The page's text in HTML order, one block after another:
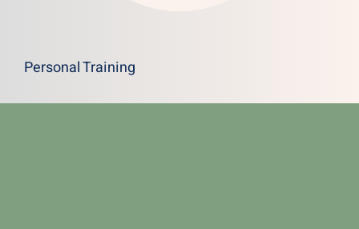
Personal Training
Rezepte